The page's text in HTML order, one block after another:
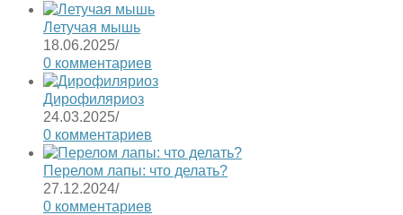
Летучая мышь
18.06.2025/
0 комментариев
Дирофиляриоз
24.03.2025/
0 комментариев
Перелом лапы: что делать?
27.12.2024/
0 комментариев